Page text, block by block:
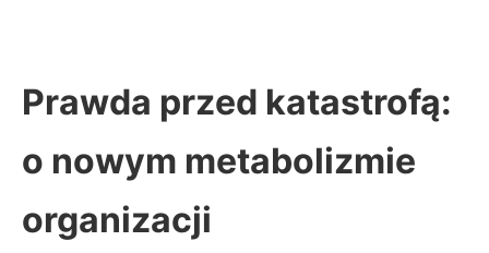
Prawda przed katastrofą:
o nowym metabolizmie
organizacji